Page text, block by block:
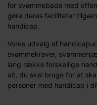
for svømmebade med
gøre deres faciliteter
handicap.
Vores udvalg af
svømmekraver,
lang række forskellige
alt, du skal bruge for at
personer med handicap i